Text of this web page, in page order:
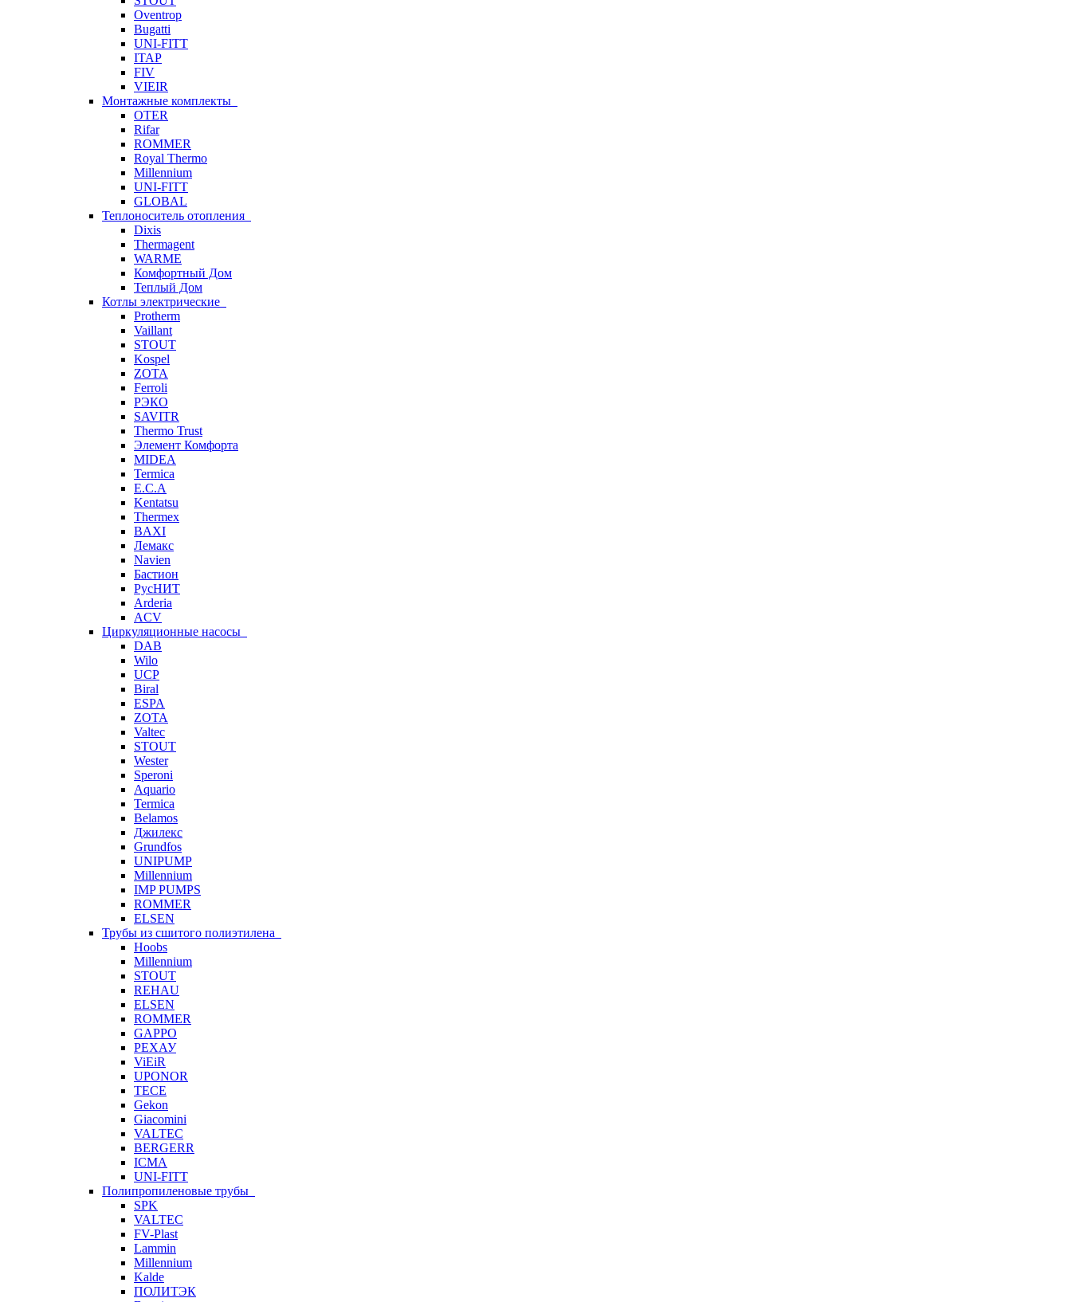
Oventrop
Bugatti
UNI-FITT
ITAP
FIV
VIEIR
Монтажные комплекты
OTER
Rifar
ROMMER
Royal Thermo
Millennium
UNI-FITT
GLOBAL
Теплоноситель отопления
Dixis
Thermagent
WARME
Комфортный Дом
Теплый Дом
Котлы электрические
Protherm
Vaillant
STOUT
Kospel
ZOTA
Ferroli
РЭКО
SAVITR
Thermo Trust
Элемент Комфорта
MIDEA
Termica
E.C.A
Kentatsu
Thermex
BAXI
Лемакс
Navien
Бастион
РусНИТ
Arderia
ACV
Циркуляционные насосы
DAB
Wilo
UCP
Biral
ESPA
ZOTA
Valtec
STOUT
Wester
Speroni
Aquario
Termica
Belamos
Джилекс
Grundfos
UNIPUMP
Millennium
IMP PUMPS
ROMMER
ELSEN
Трубы из сшитого полиэтилена
Hoobs
Millennium
STOUT
REHAU
ELSEN
ROMMER
GAPPO
РЕХАУ
ViEiR
UPONOR
TECE
Gekon
Giacomini
VALTEC
BERGERR
ICMA
UNI-FITT
Полипропиленовые трубы
SPK
VALTEC
FV-Plast
Lammin
Millennium
Kalde
ПОЛИТЭК